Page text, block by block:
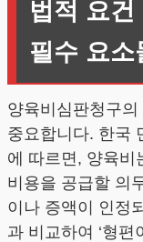
법적 요건
필수 요소
양육비심판청구
중요합니다. 한국
에 따르면, 양육비
비용을 공급할 의
이나 증액이 인정
과 비교하여 ‘형편